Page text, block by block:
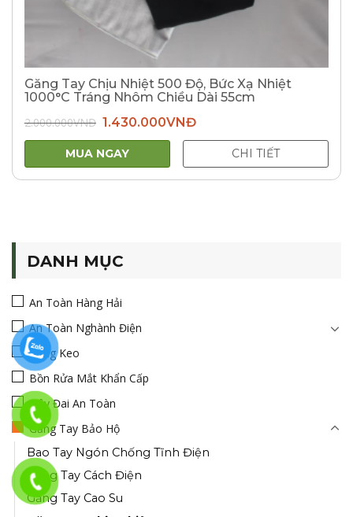
Găng Tay Chịu Nhiệt 500 Độ, Bức Xạ Nhiệt
1000°C Tráng Nhôm Chiều Dài 55cm
2.000.000VNĐ Giá
gốc
là:
2.000.000VNĐ.
1.430.000VNĐGiá
tại
1.430.000VNĐ.
MUA NGAY CHI TIẾT
DANH MỤC
An Toàn Hàng Hải
An Toàn Nghành Điện
Băng Keo
Bồn Rửa Mắt Khẩn Cấp
Dây Đai An Toàn
Găng Tay Bảo Hộ
Bao Tay Ngón Chống Tĩnh Điện
Găng Tay Cách Điện
Găng Tay Cao Su